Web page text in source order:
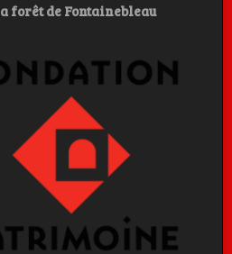
forêt de Fontainebleau